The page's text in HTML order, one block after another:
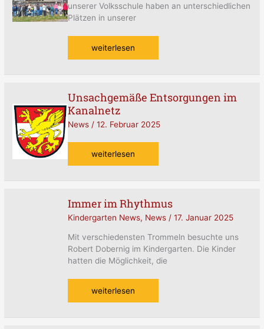
unserer Volksschule haben an unterschiedlichen
Plätzen in unserer
weiterlesen
Unsachgemäße Entsorgungen im
Kanalnetz
News/ 12. Februar 2025
Unsachgemäße
Entsorgungen
im
Kanalnetz
weiterlesen
Immer im Rhythmus
Kindergarten News, News/ 17. Januar 2025
Mit verschiedensten Trommeln besuchte uns
Robert Dobernig im Kindergarten. Die Kinder
hatten die Möglichkeit, die
Immer
im
weiterlesen